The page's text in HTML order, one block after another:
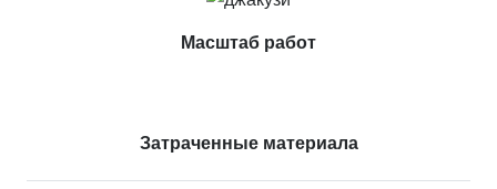
Масштаб работ
Затраченные материала